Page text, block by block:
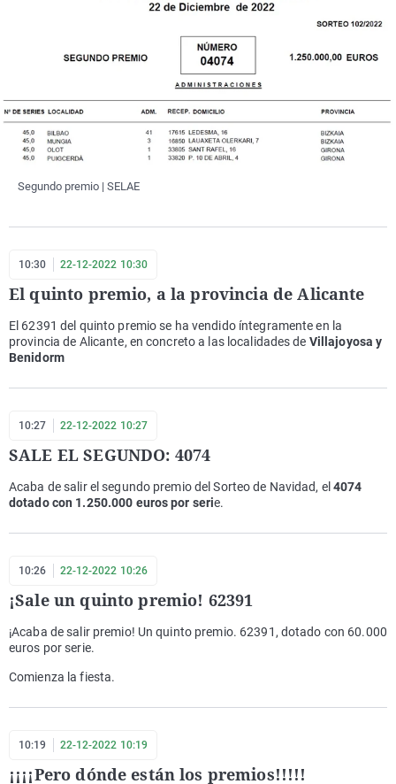
Segundo premio | SELAE
10:30 22-12-2022 10:30
El quinto premio, a la provincia de Alicante
El 62391 del quinto premio se ha vendido íntegramente en la
provincia de Alicante, en concreto a las localidades de Villajoyosa y
Benidorm
10:27 22-12-2022 10:27
SALE EL SEGUNDO: 4074
Acaba de salir el segundo premio del Sorteo de Navidad, el 4074
dotado con 1.250.000 euros por serie.
10:26 22-12-2022 10:26
¡Sale un quinto premio! 62391
¡Acaba de salir premio! Un quinto premio. 62391, dotado con 60.000
euros por serie.
Comienza la fiesta.
10:19 22-12-2022 10:19
¡¡¡¡Pero dónde están los premios!!!!!